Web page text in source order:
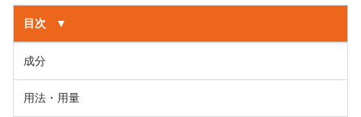
目次 ▼
成分
用法・用量